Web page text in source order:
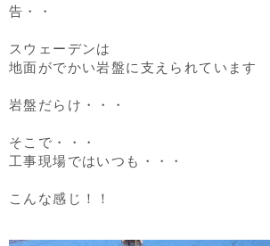
告・・
スウェーデンは
地面がでかい岩盤に支えられています
岩盤だらけ・・・
そこで・・・
工事現場ではいつも・・・
こんな感じ！！